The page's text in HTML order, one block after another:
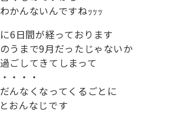
かんないんですねｯｯｯ
6日間が経っております
うまで9月だったじゃないか
ごしてきてしまって
・・・
んなくなってくるごとに
おんなじです